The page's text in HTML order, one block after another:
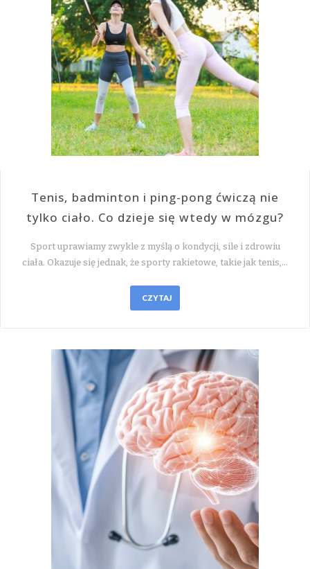
Tenis, badminton i ping-pong ćwiczą nie
tylko ciało. Co dzieje się wtedy w mózgu?
Sport uprawiamy zwykle z myślą o kondycji, sile i zdrowiu
ciała. Okazuje się jednak, że sporty rakietowe, takie jak tenis,…
CZYTAJ